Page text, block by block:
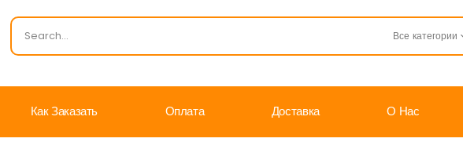
Все категории
Как Заказать Оплата Доставка О Нас